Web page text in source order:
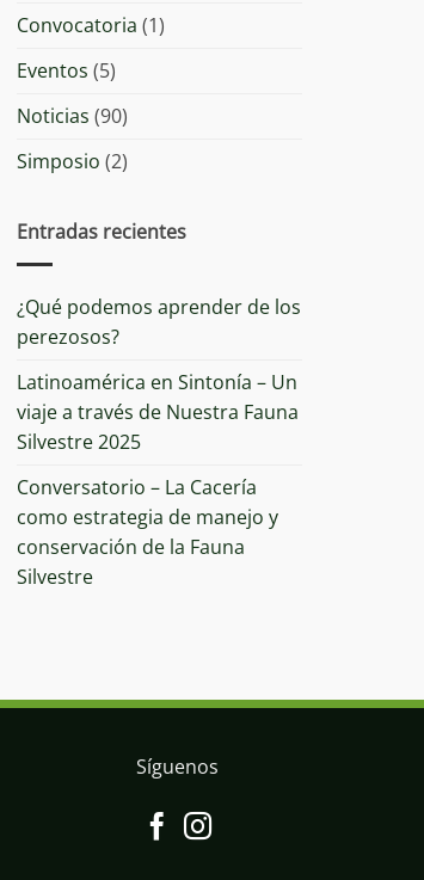
Convocatoria (1)
Eventos (5)
Noticias (90)
Simposio (2)
Entradas recientes
¿Qué podemos aprender de los
perezosos?
Latinoamérica en Sintonía – Un
viaje a través de Nuestra Fauna
Silvestre 2025
Conversatorio – La Cacería
como estrategia de manejo y
conservación de la Fauna
Silvestre
Síguenos